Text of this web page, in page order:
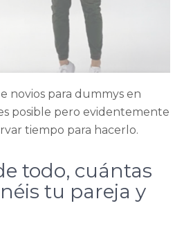
novios para dummys en
posible pero evidentemente
tiempo para hacerlo.
todo, cuántas
tu pareja y